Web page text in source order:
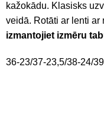
kažokādu. Klasisks
veidā. Rotāti ar lenti ar
izmantojiet izmēru
36-23/37-23,5/38-24/